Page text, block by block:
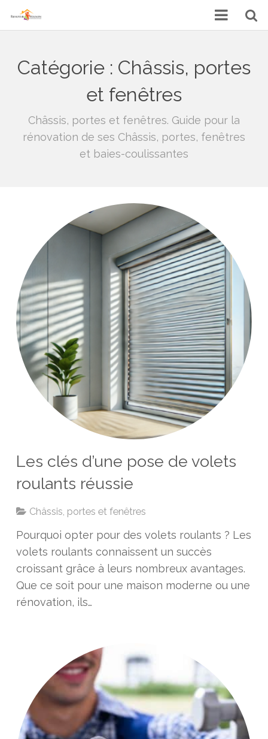
Construction & rénovation
Jardin
Catégorie : Châssis, portes
et fenêtres
Châssis, portes et fenêtres. Guide pour la
rénovation de ses Châssis, portes, fenêtres
et baies-coulissantes
Les clés d’une pose de volets
roulants réussie
Châssis, portes et fenêtres
Pourquoi opter pour des volets roulants ? Les
volets roulants connaissent un succès
croissant grâce à leurs nombreux avantages.
Que ce soit pour une maison moderne ou une
rénovation, ils…